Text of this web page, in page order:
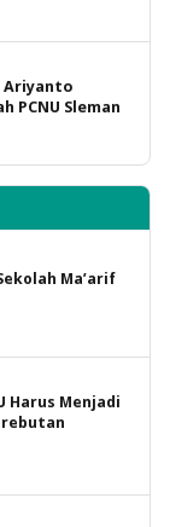
Ariyanto
PCNU Sleman
Ma’arif
Harus Menjadi